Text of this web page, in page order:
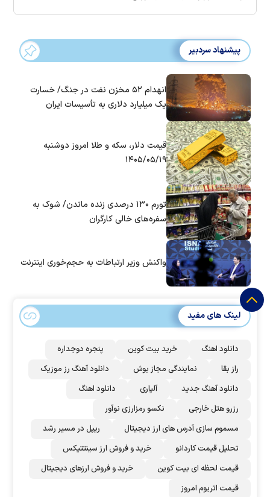
پیشنهاد سردبیر
انهدام ۵۲ مخزن نفت در جنگ/ خسارت
یک میلیارد دلاری به تأسیسات ایران
قیمت دلار، سکه و طلا امروز دوشنبه
۱۴۰۵/۰۵/۱۹
تورم ۱۳۰ درصدی زنده ماندن/ شوک به
سفره‌های خالی کارگران
واکنش وزیر ارتباطات به حجم‌خوری اینترنت
لینک های مفید
دانلود اهنگ خرید بیت کوین
پنجره دوجداره
راز بقا
نمایندگی مجاز بوش
دانلود آهنگ رز‌ موزیک
دانلود آهنگ جدید
آلپاری
دانلود اهنگ
رزرو هتل خارجی
نکسو رمزارزی نوآور
مسموم سازی آدرس های ارز دیجیتال
ریپل در مسیر رشد
تحلیل قیمت کاردانو
خرید و فروش ارز سینتتیکس
قیمت لحظه ای بیت کوین
خرید و فروش ارزهای دیجیتال
قیمت اتریوم امروز